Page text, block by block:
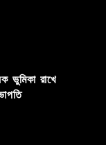
ভুমিকা রাখে